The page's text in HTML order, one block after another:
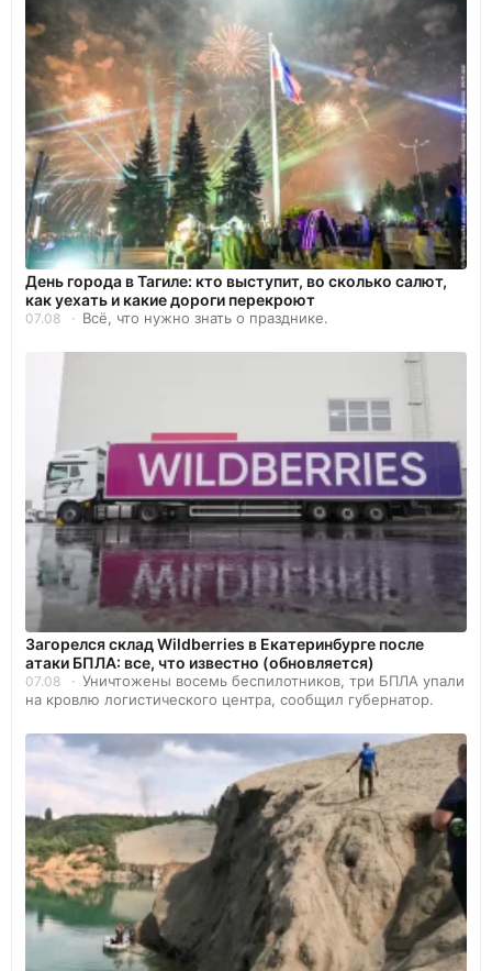
День города в Тагиле: кто выступит, во сколько салют,
как уехать и какие дороги перекроют
07.08 Всё, что нужно знать о празднике.
Загорелся склад Wildberries в Екатеринбурге после
атаки БПЛА: все, что известно (обновляется)
07.08
Уничтожены восемь беспилотников, три БПЛА упали
на кровлю логистического центра, сообщил губернатор.